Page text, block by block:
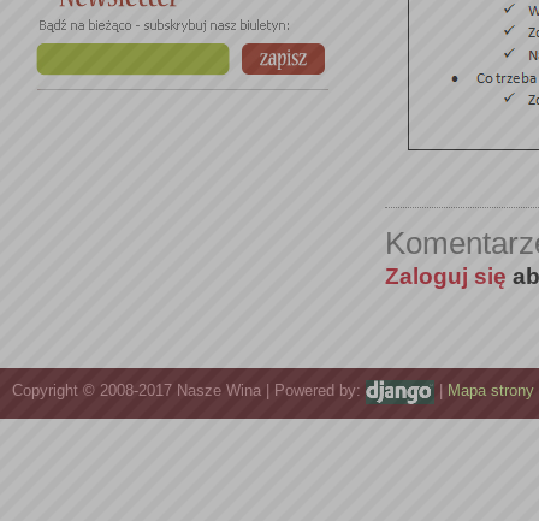
Zaloguj się
Copyright © 2008-2017 Nasze Wina | Powered by: Mapa strony